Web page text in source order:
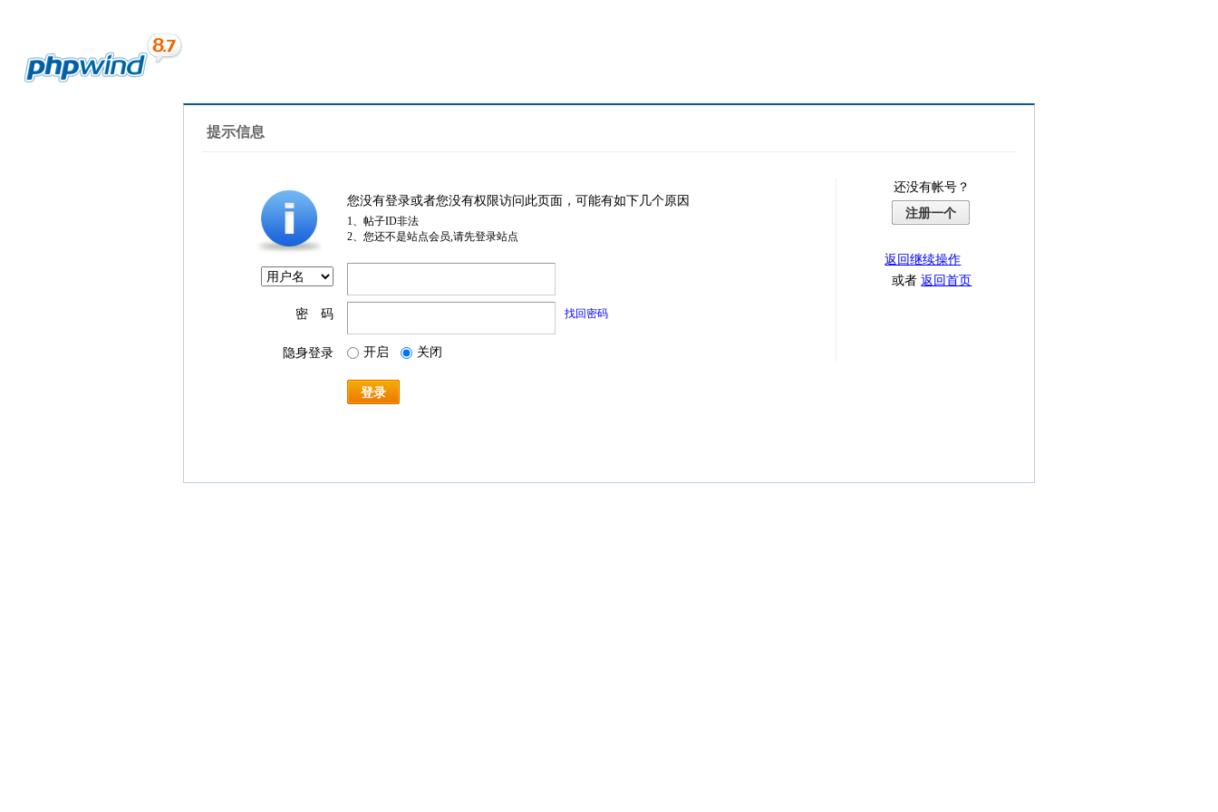
提示信息
您没有登录或者您没有权限访问此页面，可能有如下几个原因
1、帖子ID非法
2、您还不是站点会员,请先登录站点
密 码 找回密码
隐身登录 开启 关闭
登录
还没有帐号？
注册一个
返回继续操作
或者返回首页